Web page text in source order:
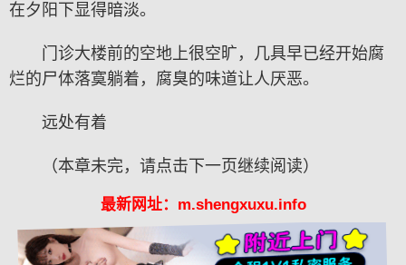
在夕阳下显得暗淡。
门诊大楼前的空地上很空旷，几具早已经开始腐
烂的尸体落寞躺着，腐臭的味道让人厌恶。
远处有着
（本章未完，请点击下一页继续阅读）
最新网址：m.shengxuxu.info